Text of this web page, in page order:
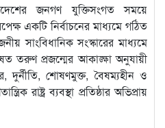
জনগণ যুক্তিসংগত সময়ে
একটি নির্বাচনের মাধ্যমে গঠিত
সাংবিধানিক সংস্কারের মাধ্যমে
তরুণ প্রজন্মের আকাঙ্ক্ষা অনুযায়ী
শোষণমুক্ত, বৈষম্যহীন ও
রাষ্ট্র ব্যবস্থা প্রতিষ্ঠার অভিপ্রায়